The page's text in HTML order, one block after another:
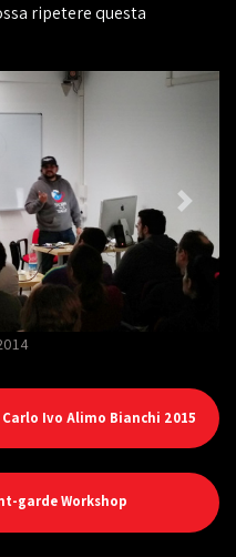
ripetere questa
Ivo Alimo Bianchi 2015
garde Workshop